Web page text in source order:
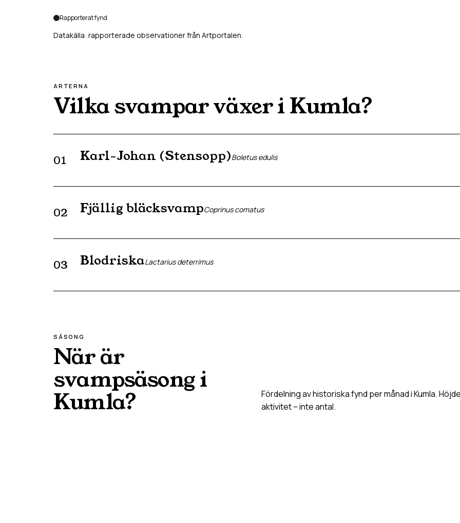
Rapporterat fynd
Datakälla: rapporterade observationer från Artportalen.
ARTERNA
Vilka svampar växer iKumla?
01 Karl-Johan (Stensopp)Boletus edulis
02 Fjällig bläcksvampCoprinus comatus
03 BlodriskaLactarius deterrimus
SÄSONG
När är
svampsäsong i
Kumla? Fördelning av historiska fynd per månad iKumla.
aktivitet – inte antal.